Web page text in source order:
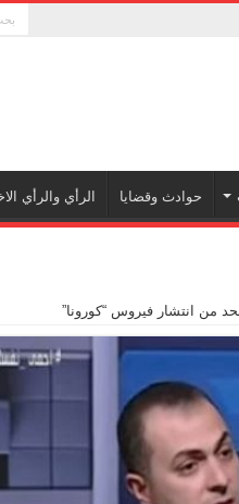
حوادث وقضايا الرأي والرأي
من انتشار فيروس “كورونا”